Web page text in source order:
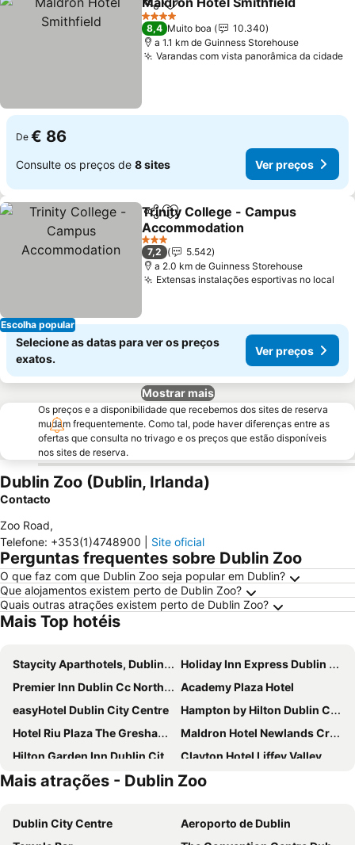
PartilharAdicionar aos favoritos
4 Estrelas
8,4 Muito boa
10.340
a 1.1 km de Guinness Storehouse
Varandas com vista panorâmica da cidade
De € 86
Consulte os preços de 8 sites Ver preços
Escolha popular
PartilharAdicionar aos favoritos
Trinity College - Campus
Accommodation
3 Estrelas
7,2
5.542
a 2.0 km de Guinness Storehouse
Extensas instalações esportivas no local
Selecione as datas para ver os preços
exatos.
Ver preços
Mostrar mais
Os preços e a disponibilidade que recebemos dos sites de reserva
mudam frequentemente. Como tal, pode haver diferenças entre as
ofertas que consulta no trivago e os preços que estão disponíveis
nos sites de reserva.
Dublin Zoo (Dublin, Irlanda)
Contacto
Zoo Road,
Telefone: +353(1)4748900 Site oficial
Perguntas frequentes sobre Dublin Zoo
O que faz com que Dublin Zoo seja popular em Dublin?
Que alojamentos existem perto de Dublin Zoo?
Quais outras atrações existem perto de Dublin Zoo?
Mais Top hotéis
Staycity Aparthotels, Dublin, City Centre
Holiday Inn Express Dublin City Centre By Ihg
Premier Inn Dublin Cc North Docklands
Academy Plaza Hotel
easyHotel Dublin City Centre
Hampton by Hilton Dublin City Centre
Hotel Riu Plaza The Gresham Dublin
Maldron Hotel Newlands Cross
Hilton Garden Inn Dublin City Centre
Clayton Hotel Liffey Valley
Point A Hotel Dublin Parnell Street
Staycity Aparthotels, Dublin, City Quay
Crowne Plaza Dublin Airport by IHG
Staycity Aparthotels Dublin Tivoli
Mais atrações - Dublin Zoo
Dublin City Centre
Aeroporto de Dublin